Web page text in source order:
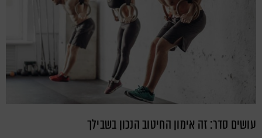
עושים סדר: זה אימון החיטוב הנכון בשבילך